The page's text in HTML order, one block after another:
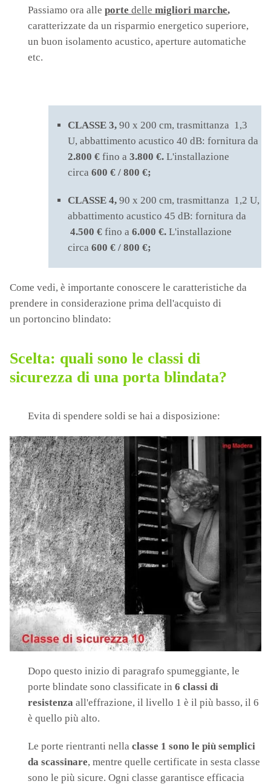
Passiamo ora alle porte delle migliori marche,
caratterizzate da un risparmio energetico superiore,
un buon isolamento acustico, aperture automatiche
etc.
CLASSE 3, 90 x 200 cm, trasmittanza 1,3
U, abbattimento acustico 40 dB: fornitura da
2.800 € fino a 3.800 €. L'installazione
circa 600 € / 800 €;
CLASSE 4, 90 x 200 cm, trasmittanza 1,2 U,
abbattimento acustico 45 dB: fornitura da
4.500 € fino a 6.000 €. L'installazione
circa 600 € / 800 €;
Come vedi, è importante conoscere le caratteristiche da
prendere in considerazione prima dell'acquisto di
un portoncino blindato:
Scelta: quali sono le classi di
sicurezza di una porta blindata?
Evita di spendere soldi se hai a disposizione:
Dopo questo inizio di paragrafo spumeggiante, le
porte blindate sono classificate in 6 classi di
resistenza all'effrazione, il livello 1 è il più basso, il 6
è quello più alto.
Le porte rientranti nella classe 1 sono le più semplici
da scassinare, mentre quelle certificate in sesta classe
sono le più sicure. Ogni classe garantisce efficacia